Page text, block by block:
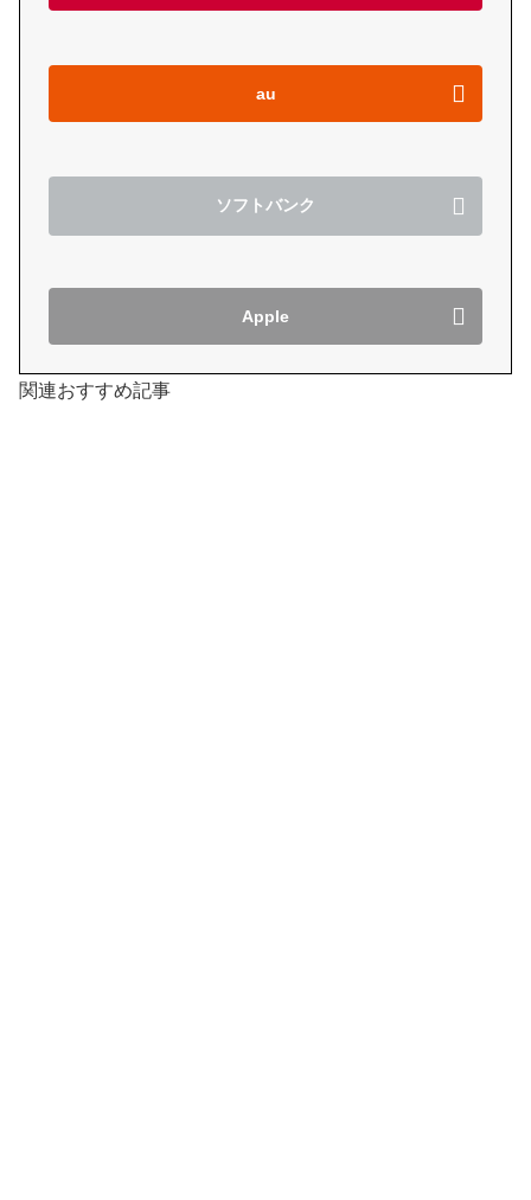
au
ソフトバンク
Apple
関連おすすめ記事